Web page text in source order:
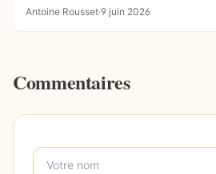
Antoine Rousset·9 juin 2026
Commentaires